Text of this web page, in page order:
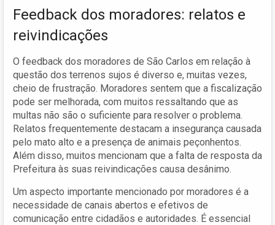
Feedback dos moradores: relatos e
reivindicações
O feedback dos moradores de São Carlos em relação à
questão dos terrenos sujos é diverso e, muitas vezes,
cheio de frustração. Moradores sentem que a fiscalização
pode ser melhorada, com muitos ressaltando que as
multas não são o suficiente para resolver o problema.
Relatos frequentemente destacam a insegurança causada
pelo mato alto e a presença de animais peçonhentos.
Além disso, muitos mencionam que a falta de resposta da
Prefeitura às suas reivindicações causa desânimo.
Um aspecto importante mencionado por moradores é a
necessidade de canais abertos e efetivos de
comunicação entre cidadãos e autoridades. É essencial